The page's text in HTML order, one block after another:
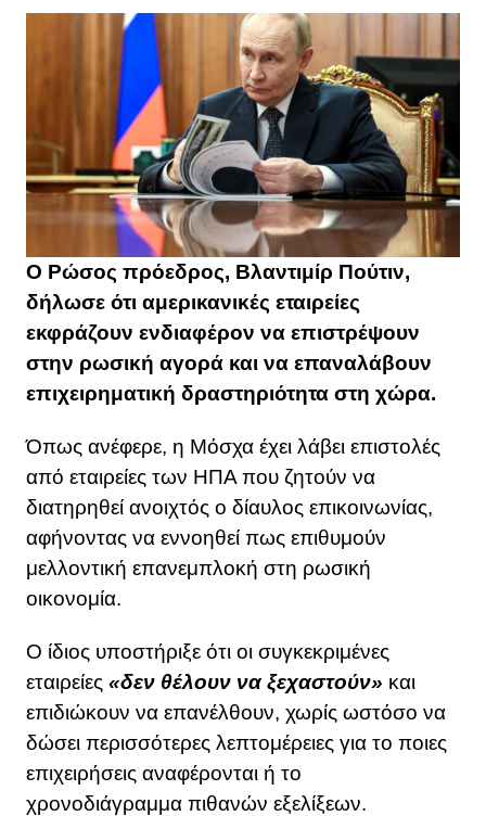
Ο Ρώσος πρόεδρος, Βλαντιμίρ Πούτιν,
δήλωσε ότι αμερικανικές εταιρείες
εκφράζουν ενδιαφέρον να επιστρέψουν
στην ρωσική αγορά και να επαναλάβουν
επιχειρηματική δραστηριότητα στη χώρα.
Όπως ανέφερε, η Μόσχα έχει λάβει επιστολές
από εταιρείες των ΗΠΑ που ζητούν να
διατηρηθεί ανοιχτός ο δίαυλος επικοινωνίας,
αφήνοντας να εννοηθεί πως επιθυμούν
μελλοντική επανεμπλοκή στη ρωσική
οικονομία.
Ο ίδιος υποστήριξε ότι οι συγκεκριμένες
εταιρείες «δεν θέλουν να ξεχαστούν» και
επιδιώκουν να επανέλθουν, χωρίς ωστόσο να
δώσει περισσότερες λεπτομέρειες για το ποιες
επιχειρήσεις αναφέρονται ή το
χρονοδιάγραμμα πιθανών εξελίξεων.